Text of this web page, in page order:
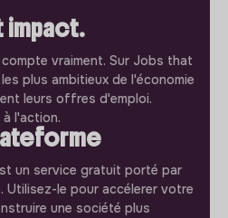
impact.
vraiment. Sur Jobs that
plus ambitieux de l'économie
leurs offres d'emploi.
l'action.
un service gratuit porté par
Utilisez-le pour accélerer votre
une société plus